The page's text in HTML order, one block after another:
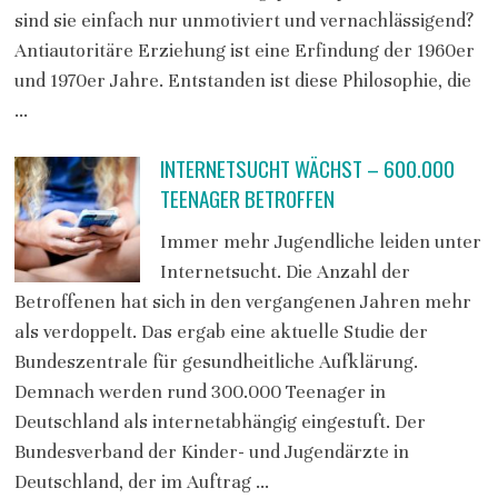
sind sie einfach nur unmotiviert und vernachlässigend?
Antiautoritäre Erziehung ist eine Erfindung der 1960er
und 1970er Jahre. Entstanden ist diese Philosophie, die
…
INTERNETSUCHT WÄCHST – 600.000
TEENAGER BETROFFEN
Immer mehr Jugendliche leiden unter
Internetsucht. Die Anzahl der
Betroffenen hat sich in den vergangenen Jahren mehr
als verdoppelt. Das ergab eine aktuelle Studie der
Bundeszentrale für gesundheitliche Aufklärung.
Demnach werden rund 300.000 Teenager in
Deutschland als internetabhängig eingestuft. Der
Bundesverband der Kinder- und Jugendärzte in
Deutschland, der im Auftrag …